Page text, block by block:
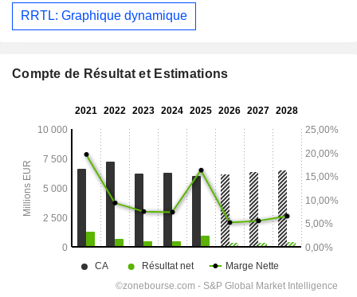
RRTL: Graphique dynamique
Compte de Résultat et Estimations